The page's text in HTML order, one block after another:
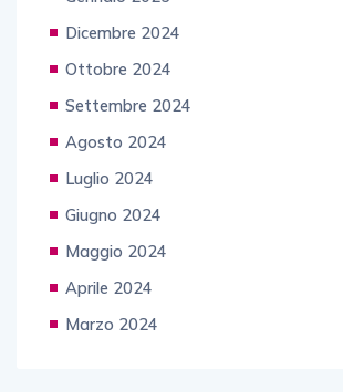
Dicembre 2024
Ottobre 2024
Settembre 2024
Agosto 2024
Luglio 2024
Giugno 2024
Maggio 2024
Aprile 2024
Marzo 2024